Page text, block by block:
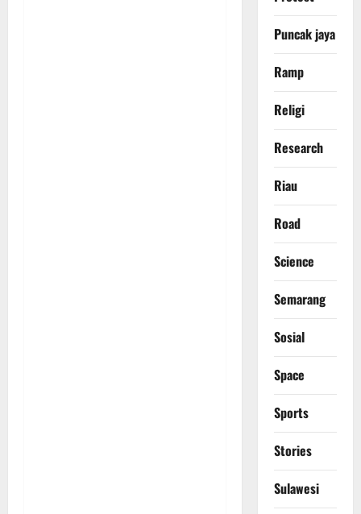
Puncak jaya
Ramp
Religi
Research
Riau
Road
Science
Semarang
Sosial
Space
Sports
Stories
Sulawesi